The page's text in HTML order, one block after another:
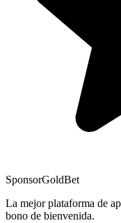
SponsorGoldBet
La mejor plataforma de
bono de bienvenida.